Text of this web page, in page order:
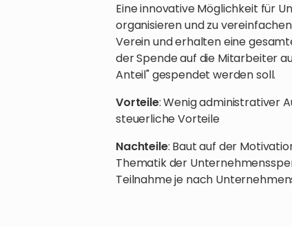
Eine innovative Möglichkeit für
organisieren und zu
Verein und erhalten eine
der Spende auf die Mitarbeiter
Anteil" gespendet werden soll.
Vorteile: Wenig administrativer
steuerliche Vorteile
Nachteile: Baut auf der
Thematik der
Teilnahme je nach